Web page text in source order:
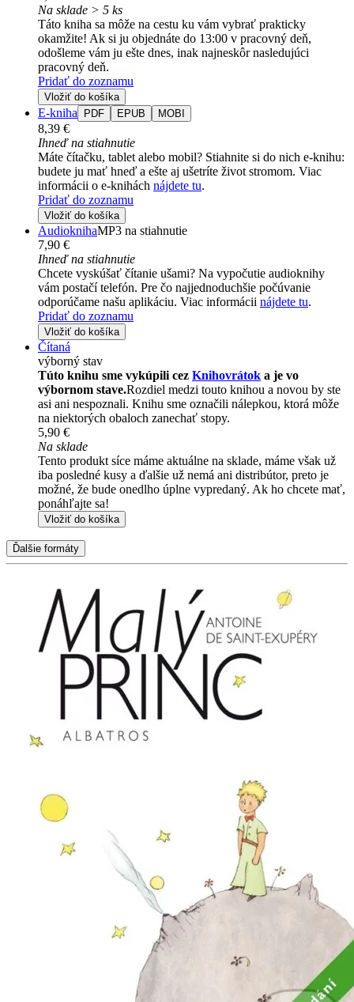
Na sklade > 5 ks
Táto kniha sa môže na cestu ku vám vybrať prakticky
okamžite! Ak si ju objednáte do 13:00 v pracovný deň,
odošleme vám ju ešte dnes, inak najneskôr nasledujúci
pracovný deň.
Pridať do zoznamu
Vložiť do košíka
E-kniha PDF EPUB MOBI
8,39 €
Ihneď na stiahnutie
Máte čítačku, tablet alebo mobil? Stiahnite si do nich e-knihu:
budete ju mať hneď a ešte aj ušetríte život stromom. Viac
informácii o e-knihách nájdete tu.
Pridať do zoznamu
Vložiť do košíka
AudioknihaMP3 na stiahnutie
7,90 €
Ihneď na stiahnutie
Chcete vyskúšať čítanie ušami? Na vypočutie audioknihy
vám postačí telefón. Pre čo najjednoduchšie počúvanie
odporúčame našu aplikáciu. Viac informácii nájdete tu.
Pridať do zoznamu
Vložiť do košíka
Čítaná
výborný stav
Túto knihu sme vykúpili cez Knihovrátok a je vo
výbornom stave.Rozdiel medzi touto knihou a novou by ste
asi ani nespoznali. Knihu sme označili nálepkou, ktorá môže
na niektorých obaloch zanechať stopy.
5,90 €
Na sklade
Tento produkt síce máme aktuálne na sklade, máme však už
iba posledné kusy a ďalšie už nemá ani distribútor, preto je
možné, že bude onedlho úplne vypredaný. Ak ho chcete mať,
ponáhľajte sa!
Vložiť do košíka
Ďalšie formáty